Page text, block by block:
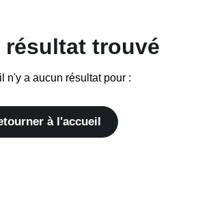
résultat trouvé
n'y a aucun résultat pour :
à l'accueil